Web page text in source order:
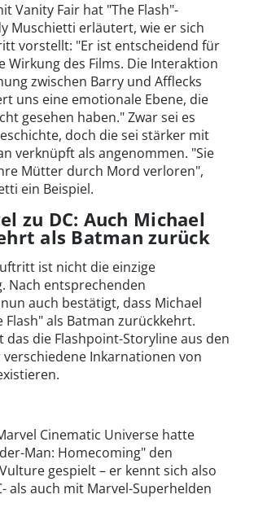
Vanity Fair hat "The Flash"-
Muschietti erläutert, wie er sich
vorstellt: "Er ist entscheidend für
Wirkung des Films. Die Interaktion
zwischen Barry und Afflecks
uns eine emotionale Ebene, die
gesehen haben." Zwar sei es
doch die sei stärker mit
verknüpft als angenommen. "Sie
Mütter durch Mord verloren",
ein Beispiel.
zu DC: Auch Michael
als Batman zurück
ist nicht die einzige
Nach entsprechenden
auch bestätigt, dass Michael
Flash" als Batman zurückkehrt.
das die Flashpoint-Storyline aus den
verschiedene Inkarnationen von
Cinematic Universe hatte
Man: Homecoming" den
gespielt – er kennt sich also
als auch mit Marvel-Superhelden